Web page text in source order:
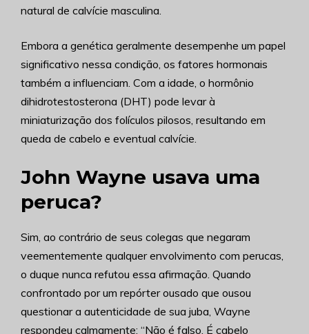
natural de calvície masculina.
Embora a genética geralmente desempenhe um papel
significativo nessa condição, os fatores hormonais
também a influenciam. Com a idade, o hormônio
dihidrotestosterona (DHT) pode levar à
miniaturização dos folículos pilosos, resultando em
queda de cabelo e eventual calvície.
John Wayne usava uma
peruca?
Sim, ao contrário de seus colegas que negaram
veementemente qualquer envolvimento com perucas,
o duque nunca refutou essa afirmação. Quando
confrontado por um repórter ousado que ousou
questionar a autenticidade de sua juba, Wayne
respondeu calmamente: “Não é falso. É cabelo